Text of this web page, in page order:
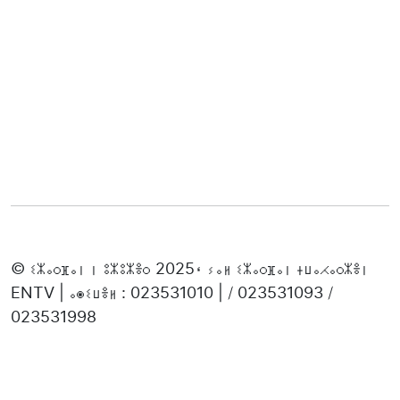
© ⵉⵣⴰⵔⴼⴰⵏ ⵏ ⵓⵣⵓⵣⴻⵔ 2025، ⵢⴰⵍ ⵉⵣⴰⵔⴼⴰⵏ ⵜⵡⴰⵃⴰⵔⵣⴻⵏ
ENTV | ⴰⵙⵉⵡⴻⵍ : 023531010 | / 023531093 /
023531998